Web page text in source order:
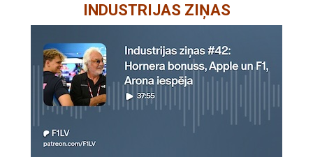
INDUSTRIJAS ZIŅAS